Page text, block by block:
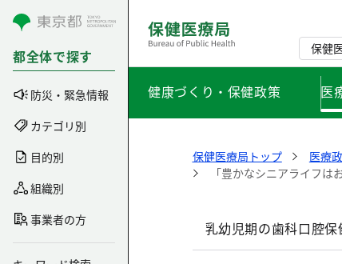
コンテンツにスキップ
都全体で探す
防災・緊急情報
カテゴリ別
目的別
組織別
事業者の方
保健
健康づくり・保健政策 医
保健医療局トップ 医療
「豊かなシニアライフは
乳幼児期の歯科口腔保